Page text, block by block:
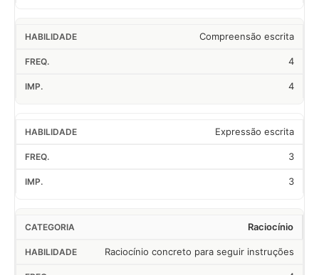
Compreensão escrita
4
4
Expressão escrita
3
3
Raciocínio
Raciocínio concreto para seguir instruções